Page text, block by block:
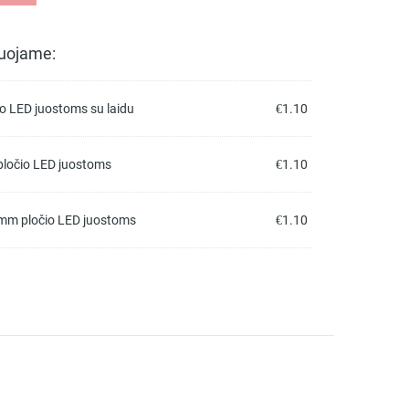
LED juostoms su laidu €1.10
LED juostoms €1.10
pločio LED juostoms €1.10